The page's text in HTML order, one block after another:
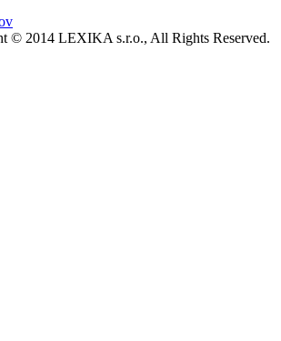
© 2014 LEXIKA s.r.o., All Rights Reserved.